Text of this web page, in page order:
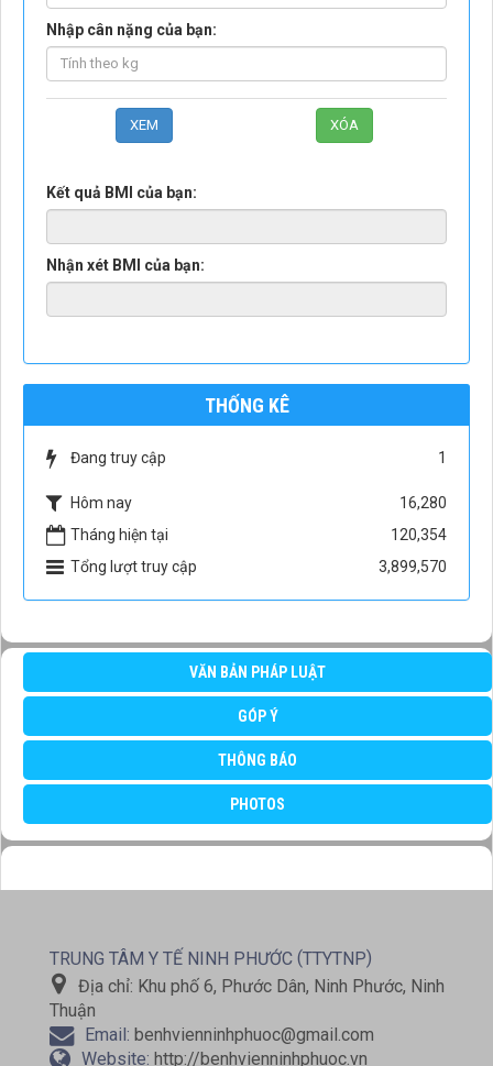
Nhập cân nặng của bạn:
Kết quả BMI của bạn:
Nhận xét BMI của bạn:
THỐNG KÊ
Đang truy cập 1
Hôm nay
16,280
Tháng hiện tại
120,354
Tổng lượt truy cập
3,899,570
VĂN BẢN PHÁP LUẬT
GÓP Ý
THÔNG BÁO
PHOTOS
TRUNG TÂM Y TẾ NINH PHƯỚC (TTYTNP)
Địa chỉ: Khu phố 6, Phước Dân, Ninh Phước, Ninh
Thuận
Email: benhvienninhphuoc@gmail.com
Website: http://benhvienninhphuoc.vn